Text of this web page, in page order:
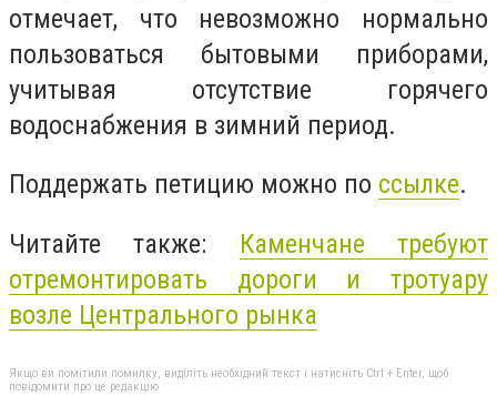
отмечает, что невозможно нормально
пользоваться бытовыми приборами,
учитывая отсутствие горячего
водоснабжения в зимний период.
Поддержать петицию можно по ссылке.
Читайте также: Каменчане требуют
отремонтировать дороги и тротуару
возле Центрального рынка
Якщо ви помітили помилку, виділіть необхідний текст і натисніть Ctrl + Enter, щоб
повідомити про це редакцію